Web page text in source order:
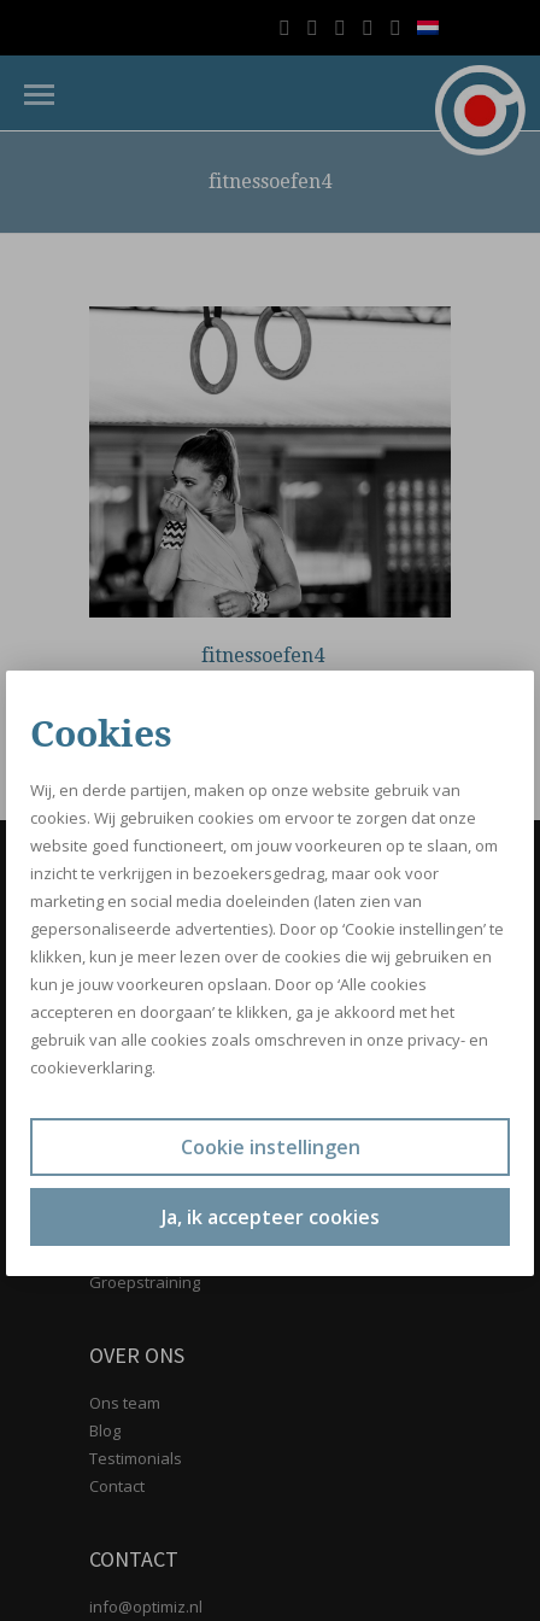
Cookies
Wij, en derde partijen, maken op onze website gebruik van
cookies. Wij gebruiken cookies om ervoor te zorgen dat onze
website goed functioneert, om jouw voorkeuren op te slaan, om
inzicht te verkrijgen in bezoekersgedrag, maar ook voor
marketing en social media doeleinden (laten zien van
gepersonaliseerde advertenties). Door op ‘Cookie instellingen’ te
klikken, kun je meer lezen over de cookies die wij gebruiken en
kun je jouw voorkeuren opslaan. Door op ‘Alle cookies
accepteren en doorgaan’ te klikken, ga je akkoord met het
gebruik van alle cookies zoals omschreven in onze privacy- en
cookieverklaring.
Cookie instellingen
Ja, ik accepteer cookies
fitnessoefen4
fitnessoefen4
FACEBOOK
OPTIMIZ
Know how to be fit
BOEK NU JE GRATIS PERSONAL
TRAINING
DIENSTEN
Personal training
Groepstraining
OVER ONS
Ons team
Blog
Testimonials
Contact
CONTACT
info@optimiz.nl